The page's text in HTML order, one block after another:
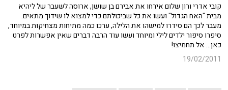
קובי אדרי ורון שלום אירחו את אבירם בן שושן, ארוסה לשעבר של ליהיא
מבית "האח הגדול" ועשו את כל שביכולתם כדי למצוא לו שידוך מתאים.
מעבר לכך הם סידרו למישהו את הלילה, ערכו כמה מתיחות מצחיקות במיוחד,
סיפרו סיפור ילדים לילי ומיוחד ועשו עוד הרבה דברים שאין אפשרות לפרט
כאן... אל תחמיצו!
19/02/2011